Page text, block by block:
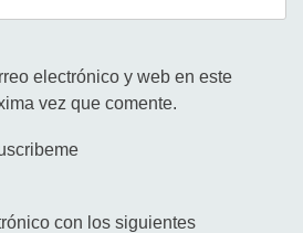
electrónico y web en este
vez que comente.
con los siguientes